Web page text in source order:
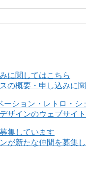
の概要・申し込みに
ザインのウェブサイ
が新たな仲間を募集